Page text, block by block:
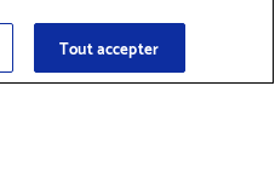
Inscription
Tout accepter